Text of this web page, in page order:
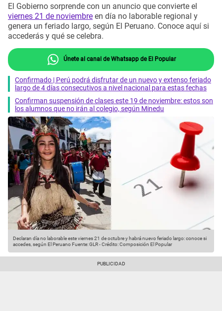
El Gobierno sorprende con un anuncio que convierte el
viernes 21 de noviembre en día no laborable regional y
genera un feriado largo, según El Peruano. Conoce aquí si
accederás y qué se celebra.
Únete al canal de Whatsapp de El Popular
Confirmado | Perú podrá disfrutar de un nuevo y extenso feriado
largo de 4 días consecutivos a nivel nacional para estas fechas
Confirman suspensión de clases este 19 de noviembre: estos son
los alumnos que no irán al colegio, según Minedu
Declaran día no laborable este viernes 21 de octubre y habrá nuevo feriado largo: conoce si
accedes, según El PeruanoFuente: GLR-Crédito: Composición El Popular